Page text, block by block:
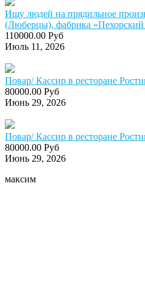
Ищу людей на прядильное
(Люберцы), фабрика «Пехорский
110000.00 Руб
Июль 11, 2026
Повар/ Кассир в ресторане
80000.00 Руб
Июнь 29, 2026
Повар/ Кассир в ресторане
80000.00 Руб
Июнь 29, 2026
максим